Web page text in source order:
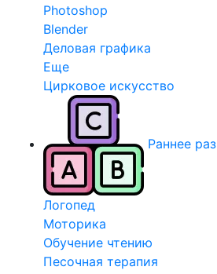
Photoshop
Blender
Деловая графика
Еще
Цирковое искусство
Раннее
Логопед
Моторика
Обучение чтению
Песочная терапия